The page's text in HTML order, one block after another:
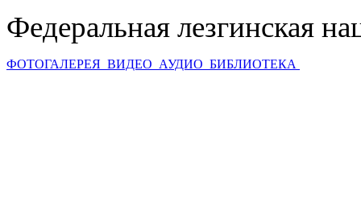
Федеральная лезгинская
ФОТОГАЛЕРЕЯ ВИДЕО АУДИО БИБЛИОТЕКА